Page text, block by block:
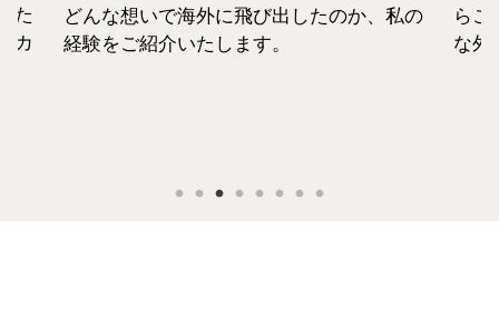
た
カ
どんな想いで海外に飛び出したのか、私の
経験をご紹介いたします。
らこ
な外